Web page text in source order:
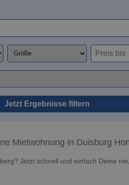
Jetzt Ergebnisse filtern
Mietwohnung in Duisburg
Jetzt schnell und einfach Deine